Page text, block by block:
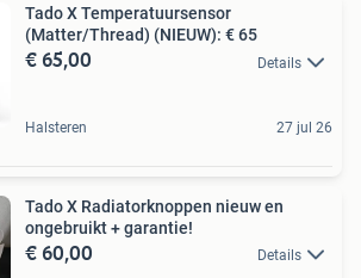
Tado X Temperatuursensor
(Matter/Thread) (NIEUW): € 65
€ 65,00 Details
Halsteren 27 jul 26
Tado X Radiatorknoppen nieuw en
ongebruikt + garantie!
€ 60,00 Details